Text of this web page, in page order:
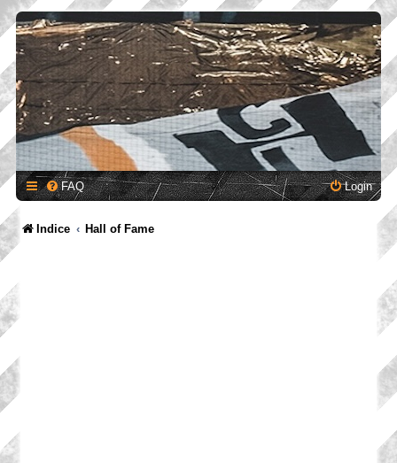
FAQ Login
Indice Hall of Fame